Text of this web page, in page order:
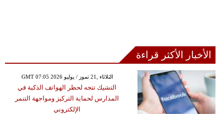
الأخبار الأكثر قراءة
GMT 07:05 2026 الثلاثاء ,21 تموز / يوليو
التشيك تتجه لحظر الهواتف الذكية في
المدارس لحماية التركيز ومواجهة التنمر
الإلكتروني